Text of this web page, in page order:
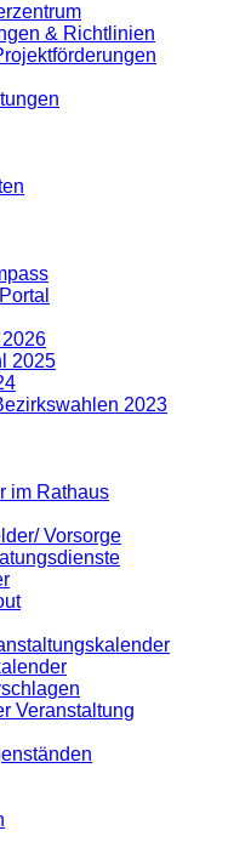
& Richtlinien
2025
2023
im Rathaus
Vorsorge
Veranstaltung